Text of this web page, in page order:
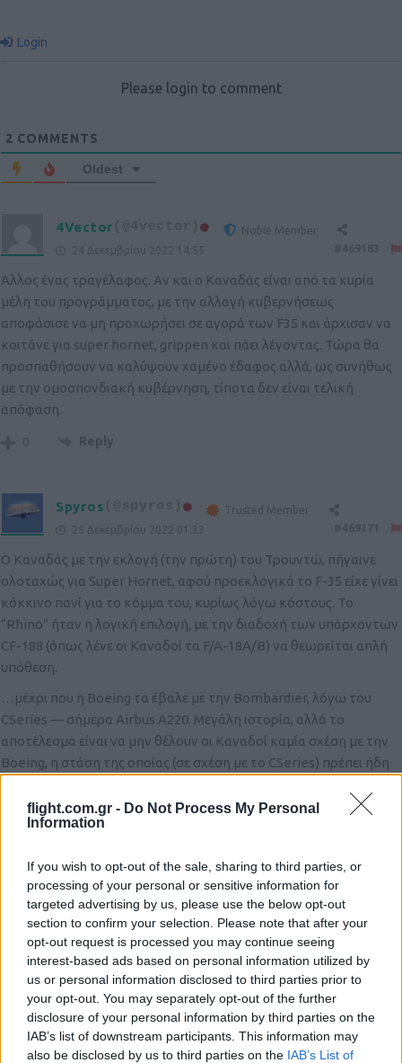
flight.com.gr - Do Not Process My Personal
Information
If you wish to opt-out of the sale, sharing to third parties, or
processing of your personal or sensitive information for
targeted advertising by us, please use the below opt-out
section to confirm your selection. Please note that after your
opt-out request is processed you may continue seeing
interest-based ads based on personal information utilized by
us or personal information disclosed to third parties prior to
your opt-out. You may separately opt-out of the further
disclosure of your personal information by third parties on the
IAB’s list of downstream participants. This information may
also be disclosed by us to third parties on the IAB’s List of
Login
Please login to comment
2 COMMENTS
Oldest
4Vector
Noble Member
24 Δεκεμβρίου 2022 14:55
Άλλος ένας τραγέλαφος. Αν και ο Καναδάς είναι από τα κυρία
μέλη του προγράμματος, με την αλλαγή κυβερνήσεως
αποφάσισε να μη προχωρήσει σε αγορά των F35 και άρχισαν να
κοιτάνε για super hornet, grippen και πάει λέγοντας. Τώρα θα
προσπαθήσουν να καλύψουν χαμένο έδαφος αλλά, ως συνήθως
με την ομοσπονδιακή κυβέρνηση, τίποτα δεν είναι τελική
απόφαση.
0 Reply
Spyros
Trusted Member
25 Δεκεμβρίου 2022 01:33
Ο Καναδάς με την εκλογή (την πρώτη) του Τρουντώ, πήγαινε
ολοταχώς για Super Hornet, αφού προεκλογικά το F-35 είχε γίνει
κόκκινο πανί για το κόμμα του, κυρίως λόγω κόστους. Το
“Rhino” ήταν η λογική επιλογή, με την διαδοχή των υπάρχοντων
CF-188 (όπως λένε οι Καναδοί τα F/A-18A/B) να θεωρείται απλή
υπόθεση.
…μέχρι που η Boeing τα έβαλε με την Bombardier, λόγω του
CSeries — σήμερα Airbus A220. Μεγάλη ιστορία, αλλά το
αποτέλεσμα είναι να μην θέλουν οι Καναδοί καμία σχέση με την
Boeing, η στάση της οποίας (σε σχέση με το CSeries) πρέπει ήδη
παράδειγμα προς αποφυγή σε επιχειρηματικές διενέξεις…
επιλογή… και ήδη το θέμα εκνευρίζει πολλούς.
0 Reply